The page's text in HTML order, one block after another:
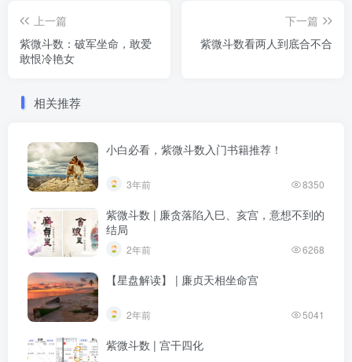
上一篇
紫微斗数：破军坐命，敢爱
敢恨冷艳女
下一篇
紫微斗数看两人到底合不合
相关推荐
小白必看，紫微斗数入门书籍推荐！
3年前 8350
紫微斗数 | 廉贪落陷入巳、亥宫，意想不到的
结局
2年前 6268
【星盘解读】 | 廉贞天相坐命宫
2年前 5041
紫微斗数 | 宫干四化